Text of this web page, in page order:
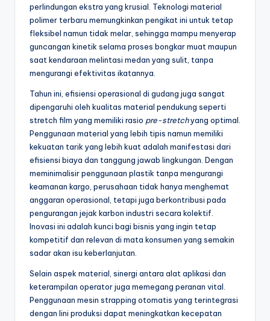
perlindungan ekstra yang krusial. Teknologi material
polimer terbaru memungkinkan pengikat ini untuk tetap
fleksibel namun tidak melar, sehingga mampu menyerap
guncangan kinetik selama proses bongkar muat maupun
saat kendaraan melintasi medan yang sulit, tanpa
mengurangi efektivitas ikatannya.
Tahun ini, efisiensi operasional di gudang juga sangat
dipengaruhi oleh kualitas material pendukung seperti
stretch film yang memiliki rasio pre-stretchyang optimal.
Penggunaan material yang lebih tipis namun memiliki
kekuatan tarik yang lebih kuat adalah manifestasi dari
efisiensi biaya dan tanggung jawab lingkungan. Dengan
meminimalisir penggunaan plastik tanpa mengurangi
keamanan kargo, perusahaan tidak hanya menghemat
anggaran operasional, tetapi juga berkontribusi pada
pengurangan jejak karbon industri secara kolektif.
Inovasi ini adalah kunci bagi bisnis yang ingin tetap
kompetitif dan relevan di mata konsumen yang semakin
sadar akan isu keberlanjutan.
Selain aspek material, sinergi antara alat aplikasi dan
keterampilan operator juga memegang peranan vital.
Penggunaan mesin strapping otomatis yang terintegrasi
dengan lini produksi dapat meningkatkan kecepatan